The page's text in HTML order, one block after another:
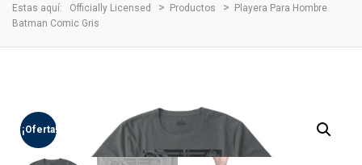
Estas aquí: Officially Licensed > Productos >
Playera Para Hombre
Batman Comic Gris
¡Oferta!